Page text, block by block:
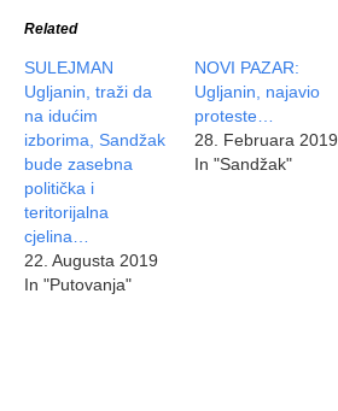
Related
SULEJMAN
Ugljanin, traži da
na idućim
izborima, Sandžak
bude zasebna
politička i
teritorijalna
cjelina…
22. Augusta 2019
In "Putovanja"
NOVI PAZAR:
Ugljanin, najavio
proteste…
28. Februara 2019
In "Sandžak"